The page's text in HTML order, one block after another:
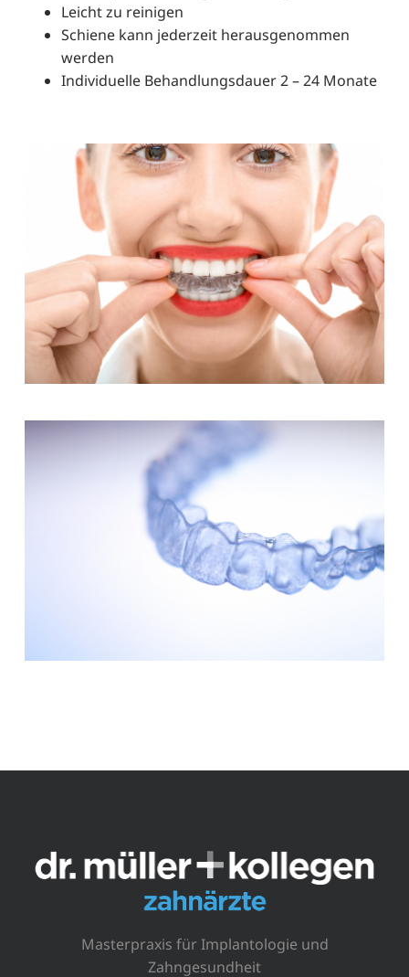
Leicht zu reinigen
Schiene kann jederzeit herausgenommen
werden
Individuelle Behandlungsdauer 2 – 24 Monate
Masterpraxis für Implantologie und
Zahngesundheit